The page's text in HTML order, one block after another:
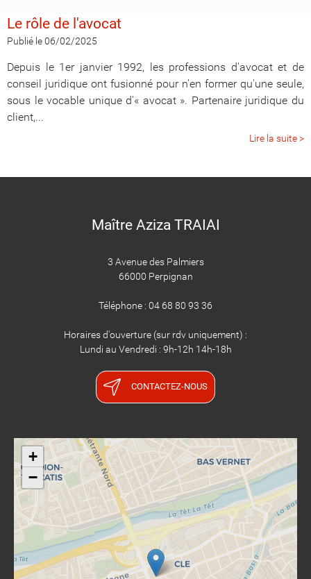
Le rôle de l'avocat
Publié le 06/02/2025
Depuis le 1er janvier 1992, les professions d'avocat et de
conseil juridique ont fusionné pour n'en former qu'une seule,
sous le vocable unique d'« avocat ». Partenaire juridique du
client,...
Lire la suite >
Maître Aziza TRAIAI
3 Avenue des Palmiers
66000 Perpignan
Téléphone : 04 68 80 93 36
Horaires d'ouverture (sur rdv uniquement) :
Lundi au Vendredi : 9h-12h 14h-18h
CONTACTEZ-NOUS
+
−